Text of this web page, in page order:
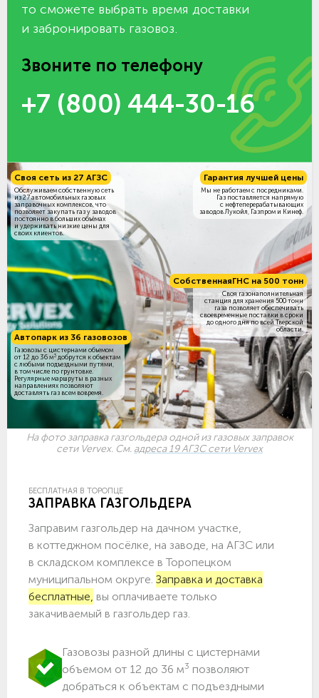
то сможете выбрать время доставки
и забронировать газовоз.
Звоните по телефону
+7 (800) 444-30-16
СобственнаяГНС на 500 тонн
Своя газонаполнительная
станция для хранения 500 тонн
газа позволяет обеспечивать
своевременные поставки в сроки
до одного дня по всей Тверской
области.
Своя сеть из 27 АГЗС
Обслуживаем собственную сеть
из 27 автомобильных газовых
заправочных комплексов, что
позволяет закупать газ у заводов
постоянно в больших объёмах
и удерживать низкие цены для
своих клиентов.
Гарантия лучшей цены
Мы не работаем с посредниками.
Газ поставляется напрямую
с нефтеперерабатывающих
заводов Лукойл, Газпром и Кинеф.
Автопарк из 36 газовозов
Газовозы с цистернами объемом
от 12 до 36 м3 добрутся к объектам
c любыми подъездными путями,
в том числе по грунтовке.
Регулярные маршруты в разных
направлениях позволяют
доставлять газ всем вовремя.
На фото заправка газгольдера одной из газовых заправок
сети Vervex. См. адреса 19 АГЗС сети Vervex
БЕСПЛАТНАЯ В ТОРОПЦЕ
ЗАПРАВКА ГАЗГОЛЬДЕРА
Заправим газгольдер на дачном участке,
в коттеджном посёлке, на заводе, на АГЗС или
в складском комплексе в Торопецком
муниципальном округе. Заправка и доставка
бесплатные, вы оплачиваете только
закачиваемый в газгольдер газ.
Газовозы разной длины с цистернами
объемом от 12 до 36 м3 позволяют
добраться к объектам c подъездными